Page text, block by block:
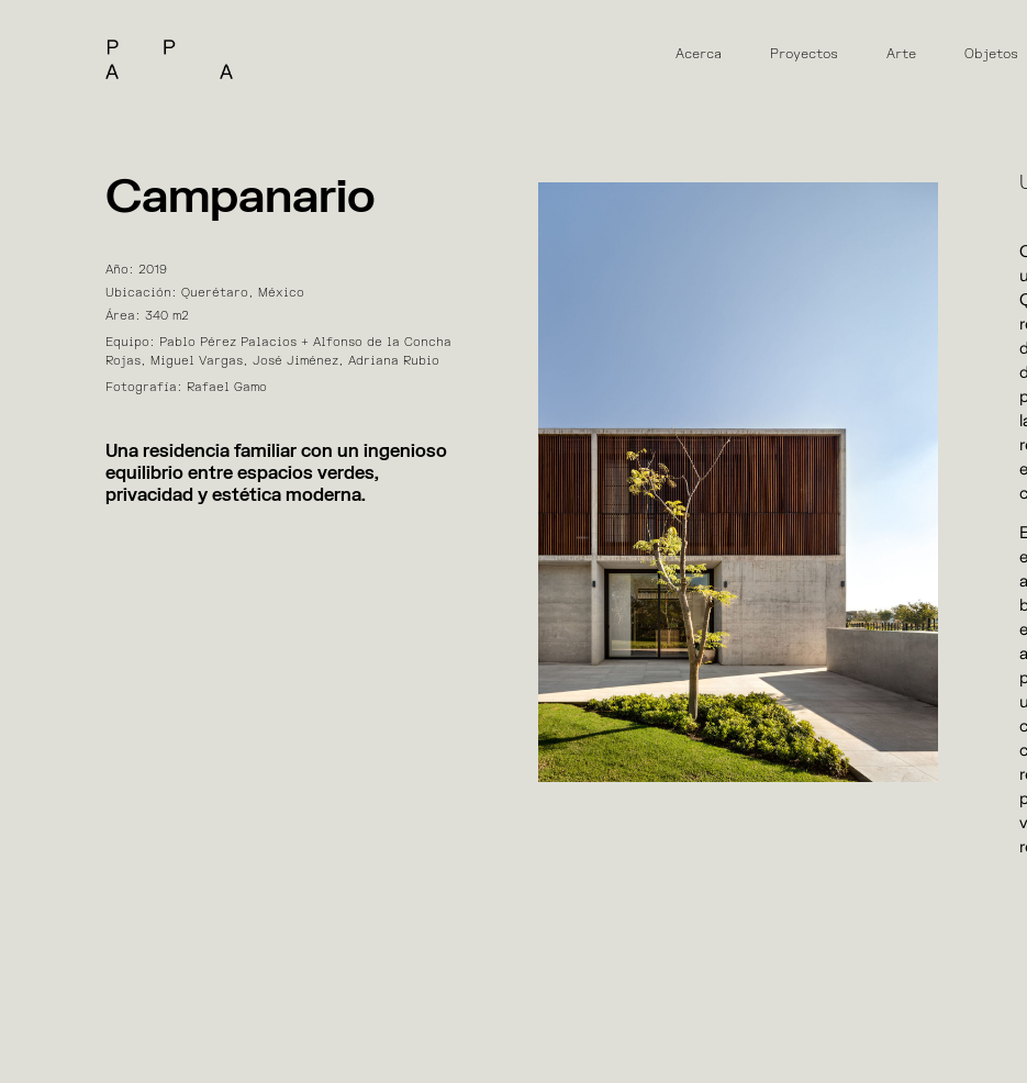
Acerca Proyectos Arte Objetos
Campanario
Año: 2019
Ubicación: Querétaro, México
Área: 340 m2
Equipo: Pablo Pérez Palacios + Alfonso de la Concha
Rojas, Miguel Vargas, José Jiménez, Adriana Rubio
Fotografía: Rafael Gamo
Una residencia familiar con un ingenioso
equilibrio entre espacios verdes,
privacidad y estética moderna.